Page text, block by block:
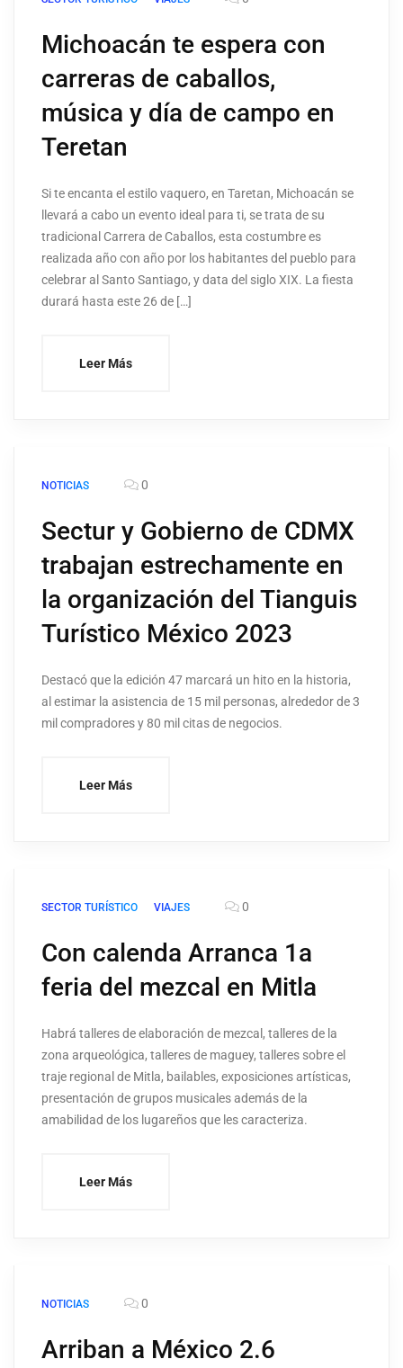
Michoacán te espera con
carreras de caballos,
música y día de campo en
Teretan
Si te encanta el estilo vaquero, en Taretan, Michoacán se
llevará a cabo un evento ideal para ti, se trata de su
tradicional Carrera de Caballos, esta costumbre es
realizada año con año por los habitantes del pueblo para
celebrar al Santo Santiago, y data del siglo XIX. La fiesta
durará hasta este 26 de […]
Leer Más
NOTICIAS 0
Sectur y Gobierno de CDMX
trabajan estrechamente en
la organización del Tianguis
Turístico México 2023
Destacó que la edición 47 marcará un hito en la historia,
al estimar la asistencia de 15 mil personas, alrededor de 3
mil compradores y 80 mil citas de negocios.
Leer Más
SECTOR TURÍSTICO VIAJES 0
Con calenda Arranca 1a
feria del mezcal en Mitla
Habrá talleres de elaboración de mezcal, talleres de la
zona arqueológica, talleres de maguey, talleres sobre el
traje regional de Mitla, bailables, exposiciones artísticas,
presentación de grupos musicales además de la
amabilidad de los lugareños que les caracteriza.
Leer Más
NOTICIAS 0
Arriban a México 2.6